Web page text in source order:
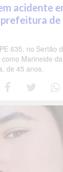
acidente
635, no Sertão
Marineide
de 45 anos.